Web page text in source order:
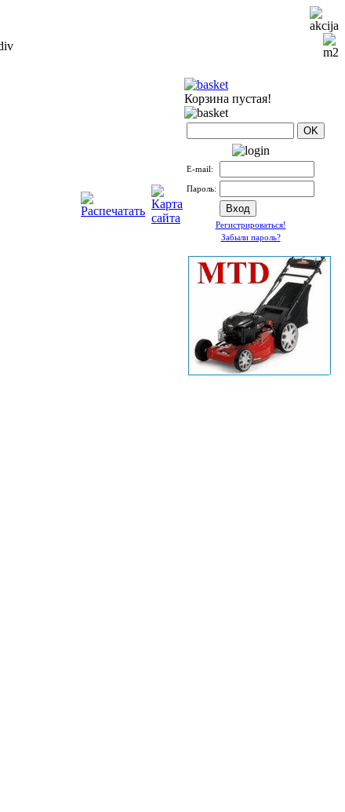
Корзина пустая!
Е-mail:
Пароль:
Регистрироваться!
Забыли пароль?